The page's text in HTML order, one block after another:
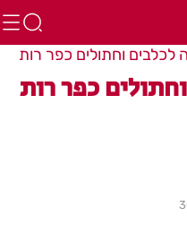
לכלבים וחתולים כפר רות
כפר רות